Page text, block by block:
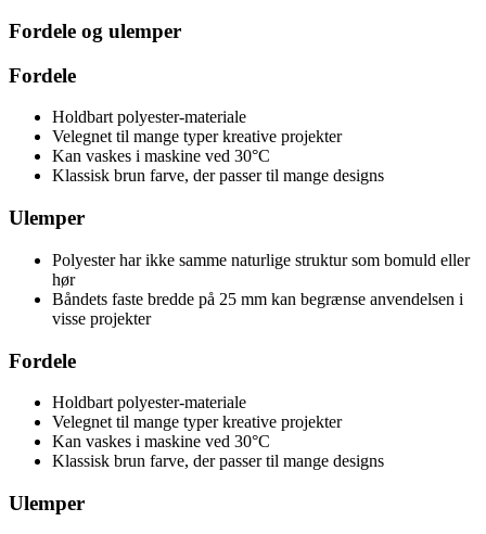
Fordele og ulemper
Fordele
Holdbart polyester-materiale
Velegnet til mange typer kreative projekter
Kan vaskes i maskine ved 30°C
Klassisk brun farve, der passer til mange designs
Ulemper
Polyester har ikke samme naturlige struktur som bomuld eller
hør
Båndets faste bredde på 25 mm kan begrænse anvendelsen i
visse projekter
Fordele
Holdbart polyester-materiale
Velegnet til mange typer kreative projekter
Kan vaskes i maskine ved 30°C
Klassisk brun farve, der passer til mange designs
Ulemper